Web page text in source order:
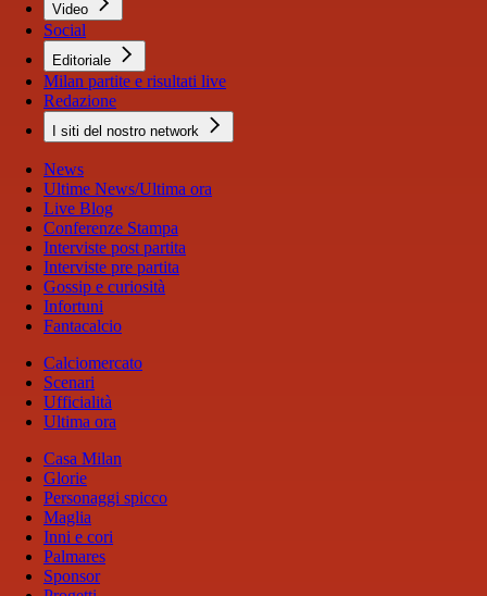
Video
Social
Editoriale
Milan partite e risultati live
Redazione
I siti del nostro network
News
Ultime News/Ultima ora
Live Blog
Conferenze Stampa
Interviste post partita
Interviste pre partita
Gossip e curiosità
Infortuni
Fantacalcio
Calciomercato
Scenari
Ufficialità
Ultima ora
Casa Milan
Glorie
Personaggi spicco
Maglia
Inni e cori
Palmares
Sponsor